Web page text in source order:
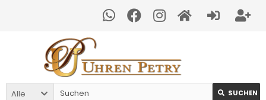
Alle SUCHEN